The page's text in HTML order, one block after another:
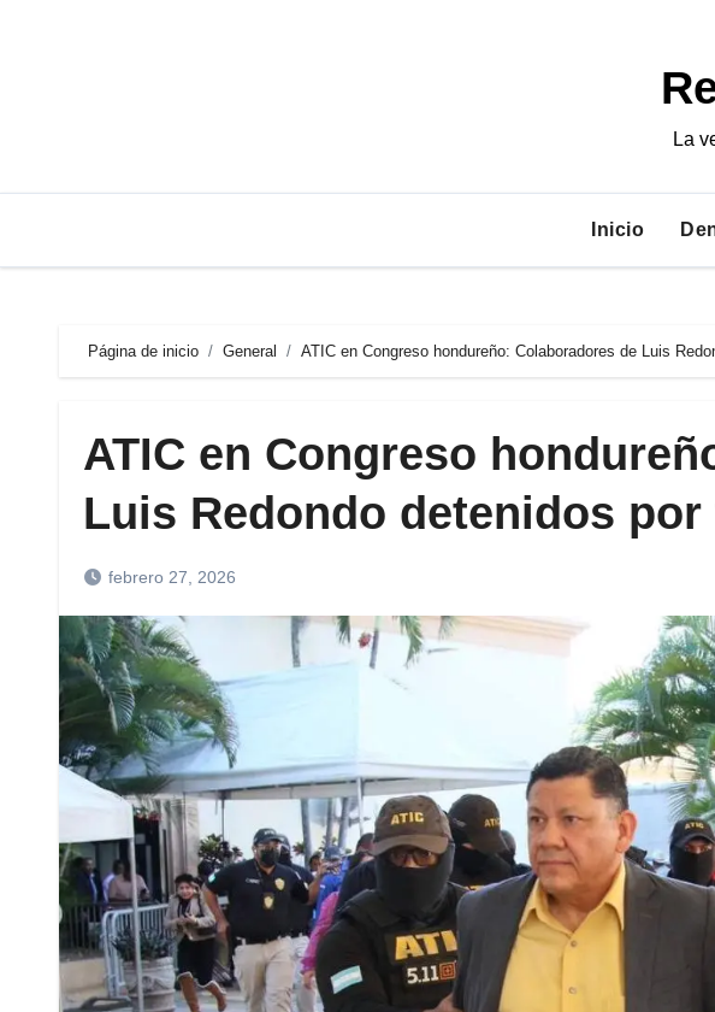
La
Inicio
Página de inicio General ATIC en Congreso hondureño: Colaboradores de Luis
ATIC en Congreso
Luis Redondo detenidos por
febrero 27, 2026